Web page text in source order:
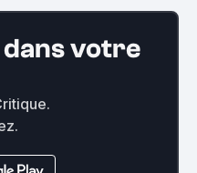
votre